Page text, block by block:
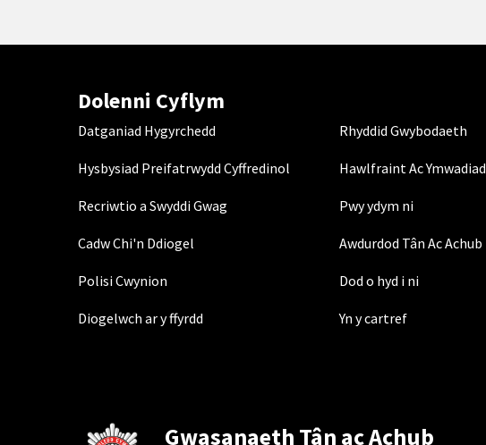
Dolenni Cyflym
Datganiad Hygyrchedd Rhyddid Gwybodaeth
Hysbysiad Preifatrwydd Cyffredinol Hawlfraint Ac Ymwadiad
Recriwtio a Swyddi Gwag Pwy ydym ni
Cadw Chi'n Ddiogel Awdurdod Tân Ac Achub
Polisi Cwynion Dod o hyd i ni
Diogelwch ar y ffyrdd Yn y cartref
Gwasanaeth Tân ac Achub